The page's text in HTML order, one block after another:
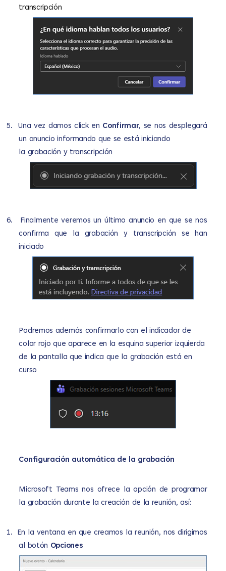
transcripción
5. Una vez damos click en Confirmar, se nos desplegará
un anuncio informando que se está iniciando
la grabación y transcripción
6.
Finalmente veremos un último anuncio en que se nos
confirma que la grabación y transcripción se han
iniciado
Podremos además confirmarlo con el indicador de
color rojo que aparece en la esquina superior izquierda
de la pantalla que indica que la grabación está en
curso
Configuración automática de la grabación
Microsoft Teams nos ofrece la opción de programar
la grabación durante la creación de la reunión, así:
1.
En la ventana en que creamos la reunión, nos dirigimos
al botón Opciones